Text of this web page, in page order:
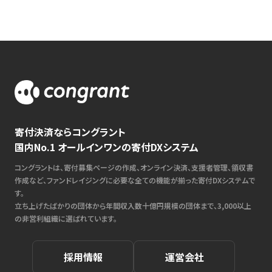
寄付決済ならコングラント
国内No.1 オールインワンの寄付DXシステム
コングラントは、寄付募集ページの作成、オンライン決済、支援者管理、領収書
作成など、ファンドレイジングに必要な全ての機能が揃った寄付DXシステムで
す。
立ち上げたばかりの団体から年間収入数十億円規模の団体まで、3,000以上
の非営利組織に選ばれています。
採用情報 運営会社